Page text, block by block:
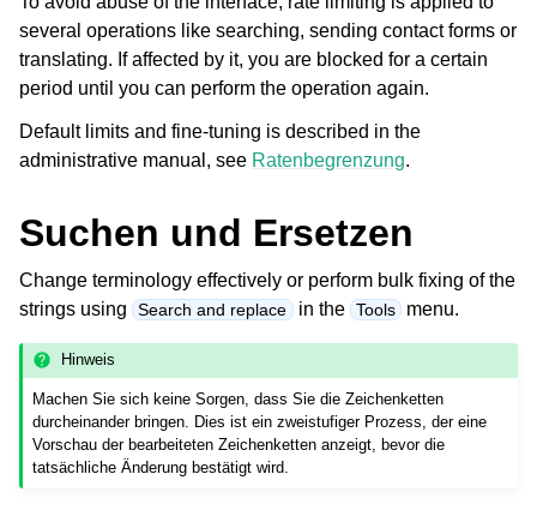
several operations like searching, sending contact forms or
translating. If affected by it, you are blocked for a certain
period until you can perform the operation again.
Default limits and fine-tuning is described in the
administrative manual, see Ratenbegrenzung.
Suchen und Ersetzen
Change terminology effectively or perform bulk fixing of the
strings using
Search and replace in the Tools menu.
Hinweis
Machen Sie sich keine Sorgen, dass Sie die Zeichenketten
durcheinander bringen. Dies ist ein zweistufiger Prozess, der eine
Vorschau der bearbeiteten Zeichenketten anzeigt, bevor die
tatsächliche Änderung bestätigt wird.